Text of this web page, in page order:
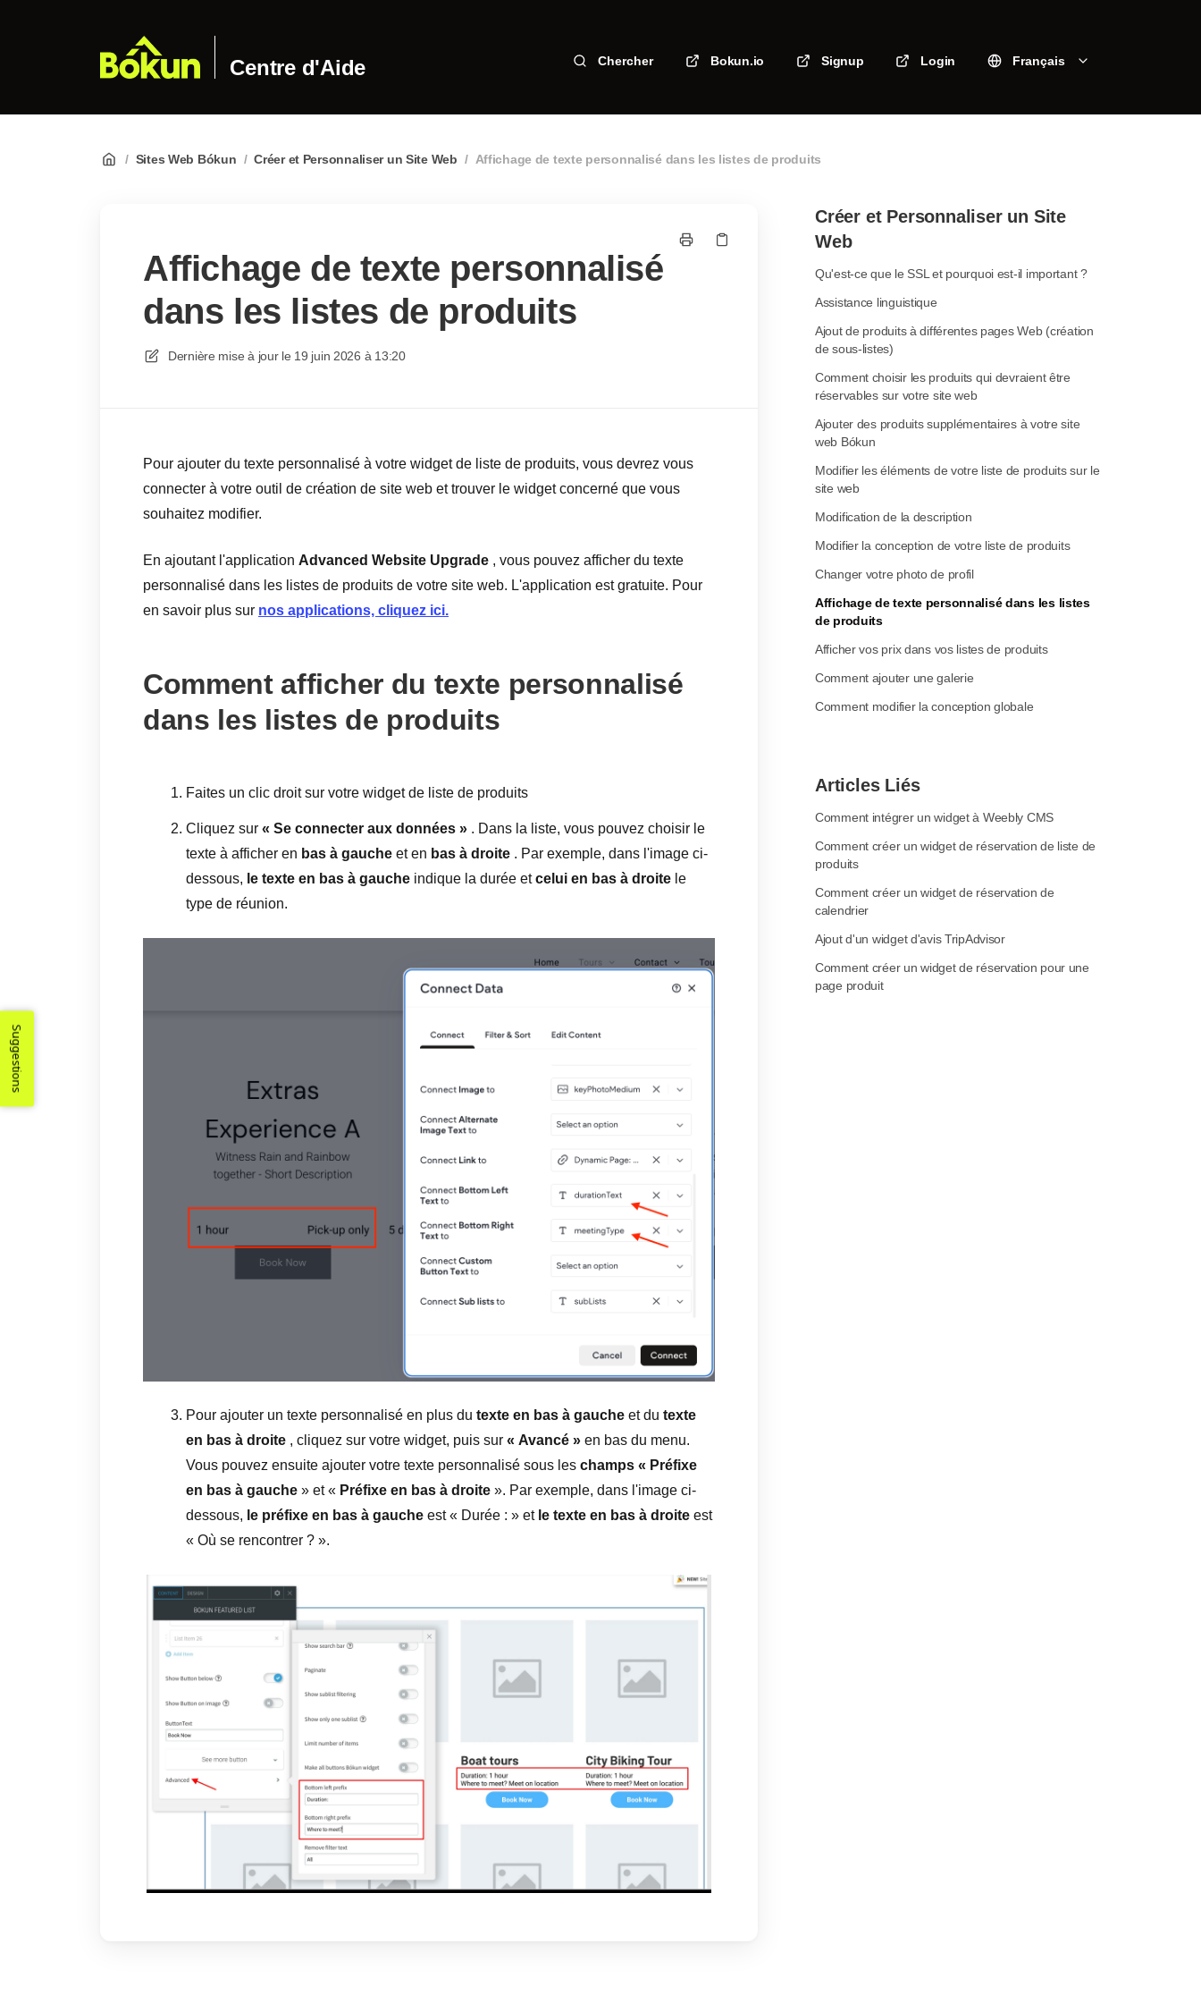
Centre d'Aide Chercher Bokun.io Signup Login Français
/ Sites Web Bókun / Créer et Personnaliser un Site Web / Affichage de texte personnalisé dans les listes de produits
Affichage de texte personnalisé
dans les listes de produits
Dernière mise à jour le 19 juin 2026 à 13:20
Pour ajouter du texte personnalisé à votre widget de liste de produits, vous devrez vous
connecter à votre outil de création de site web et trouver le widget concerné que vous
souhaitez modifier.
En ajoutant l'application Advanced Website Upgrade , vous pouvez afficher du texte
personnalisé dans les listes de produits de votre site web. L'application est gratuite. Pour
en savoir plus sur nos applications, cliquez ici.
Comment afficher du texte personnalisé
dans les listes de produits
Faites un clic droit sur votre widget de liste de produits
Cliquez sur « Se connecter aux données » . Dans la liste, vous pouvez choisir le
texte à afficher en bas à gauche et en bas à droite . Par exemple, dans l'image ci-
dessous, le texte en bas à gauche indique la durée etcelui en bas à droite le
type de réunion.
Pour ajouter un texte personnalisé en plus du texte en bas à gauche et du texte
en bas à droite , cliquez sur votre widget, puis sur « Avancé » en bas du menu.
Vous pouvez ensuite ajouter votre texte personnalisé sous les champs « Préfixe
en bas à gauche » et « Préfixe en bas à droite ». Par exemple, dans l'image ci-
dessous, le préfixe en bas à gauche est « Durée : » et le texte en bas à droite est
« Où se rencontrer ? ».
Créer et Personnaliser un Site
Web
Qu'est-ce que le SSL et pourquoi est-il important ?
Assistance linguistique
Ajout de produits à différentes pages Web (création
de sous-listes)
Comment choisir les produits qui devraient être
réservables sur votre site web
Ajouter des produits supplémentaires à votre site
web Bókun
Modifier les éléments de votre liste de produits sur le
site web
Modification de la description
Modifier la conception de votre liste de produits
Changer votre photo de profil
Affichage de texte personnalisé dans les listes
de produits
Afficher vos prix dans vos listes de produits
Comment ajouter une galerie
Comment modifier la conception globale
Articles Liés
Comment intégrer un widget à Weebly CMS
Comment créer un widget de réservation de liste de
produits
Comment créer un widget de réservation de
calendrier
Ajout d'un widget d'avis TripAdvisor
Comment créer un widget de réservation pour une
page produit
Suggestions